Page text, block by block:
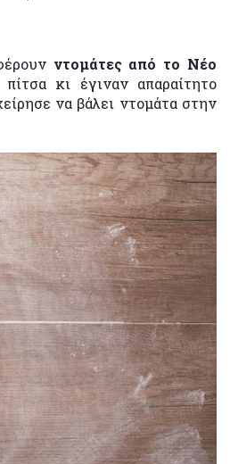
ντομάτες από το Νέο
κι έγιναν απαραίτητο
να βάλει ντομάτα στην